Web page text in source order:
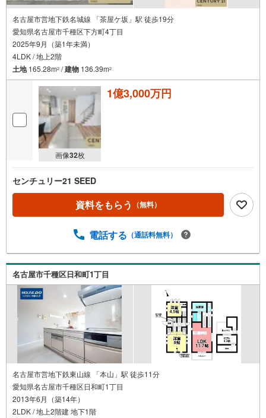
名古屋市営地下鉄名城線 「茶屋ケ坂」駅 徒歩19分
愛知県名古屋市千種区下方町4丁目
2025年9月（築1年未満）
4LDK / 地上2階
土地165.28m2 /建物 136.39m2
画像32枚
1億3,000万円
センチュリー21 SEED
資料をもらう （無料）
電話する （通話料無料）
名古屋市千種区日和町1丁目
名古屋市営地下鉄東山線 「本山」駅 徒歩11分
愛知県名古屋市千種区日和町1丁目
2013年6月（築14年）
2LDK / 地上2階建 地下1階